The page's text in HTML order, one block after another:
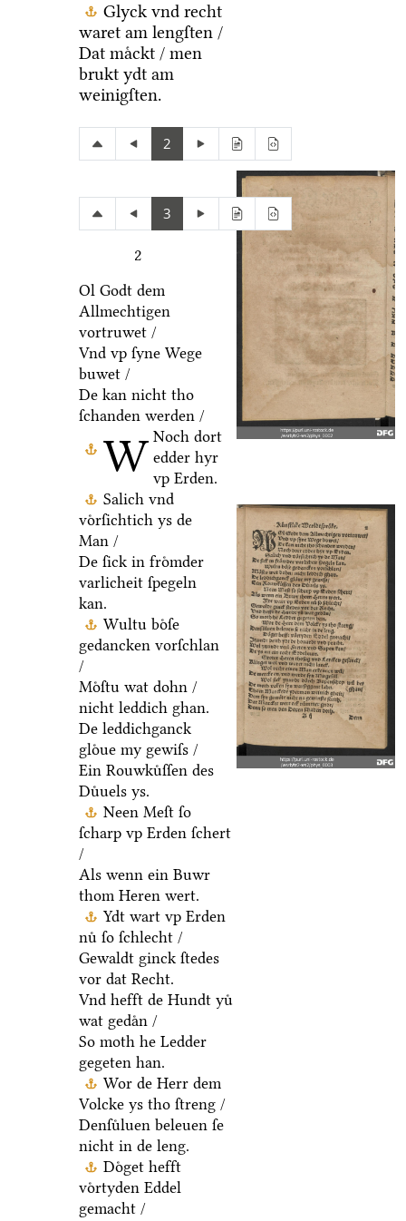
Glyck vnd recht
waret am lengſten /
Dat maͤckt / men
brukt ydt am
weinigſten.
2
3
2
W
Ol Godt dem
Allmechtigen
vortruwet /
Vnd vp ſyne Wege
buwet /
De kan nicht tho
ſchanden werden /
Noch dort
edder hyr
vp Erden.
Salich vnd
voͤrſichtich ys de
Man /
De ſick in froͤmder
varlicheit ſpegeln
kan.
Wultu boͤſe
gedancken vorſchlan
/
Moͤſtu wat dohn /
nicht leddich ghan.
De leddichganck
gloͤue my gewiſs /
Ein Rouwkuͤſſen des
Duͤuels ys.
Neen Meſt ſo
ſcharp vp Erden ſchert
/
Als wenn ein Buwr
thom Heren wert.
Ydt wart vp Erden
nuͤ ſo ſchlecht /
Gewaldt ginck ſtedes
vor dat Recht.
Vnd hefft de Hundt yuͤ
wat gedaͤn /
So moth he Ledder
gegeten han.
Wor de Herr dem
Volcke ys tho ſtreng /
Denſuͤluen beleuen ſe
nicht in de leng.
Doͤget hefft
voͤrtyden Eddel
gemacht /